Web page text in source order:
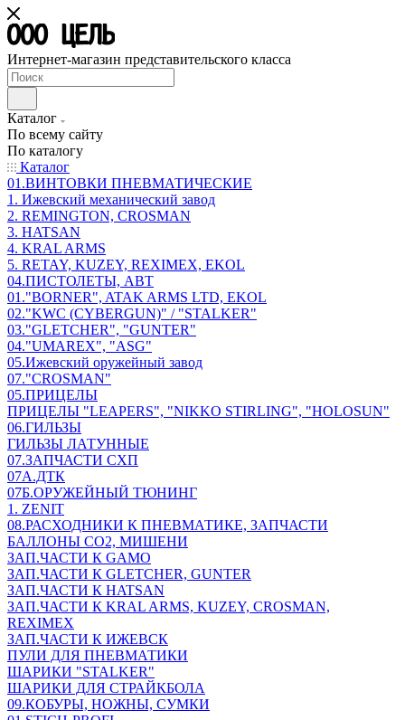
Интернет-магазин представительского класса
Каталог
По всему сайту
По каталогу
Каталог
01.ВИНТОВКИ ПНЕВМАТИЧЕСКИЕ
1. Ижевский механический завод
2. REMINGTON, CROSMAN
3. HATSAN
4. KRAL ARMS
5. RETAY, KUZEY, REXIMEX, EKOL
04.ПИСТОЛЕТЫ, АВТ
01."BORNER", ATAK ARMS LTD, EKOL
02."KWC (CYBERGUN)" / "STALKER"
03."GLETCHER", "GUNTER"
04."UMAREX", "ASG"
05.Ижевский оружейный завод
07."CROSMAN"
05.ПРИЦЕЛЫ
ПРИЦЕЛЫ "LEAPERS", "NIKKO STIRLING", "HOLOSUN"
06.ГИЛЬЗЫ
ГИЛЬЗЫ ЛАТУННЫЕ
07.ЗАПЧАСТИ СХП
07А.ДТК
07Б.ОРУЖЕЙНЫЙ ТЮНИНГ
1. ZENIT
08.РАСХОДНИКИ К ПНЕВМАТИКЕ, ЗАПЧАСТИ
БАЛЛОНЫ CO2, МИШЕНИ
ЗАП.ЧАСТИ К GAMO
ЗАП.ЧАСТИ К GLETCHER, GUNTER
ЗАП.ЧАСТИ К HATSAN
ЗАП.ЧАСТИ К KRAL ARMS, KUZEY, CROSMAN,
REXIMEX
ЗАП.ЧАСТИ К ИЖЕВСК
ПУЛИ ДЛЯ ПНЕВМАТИКИ
ШАРИКИ "STALKER"
ШАРИКИ ДЛЯ СТРАЙКБОЛА
09.КОБУРЫ, НОЖНЫ, СУМКИ